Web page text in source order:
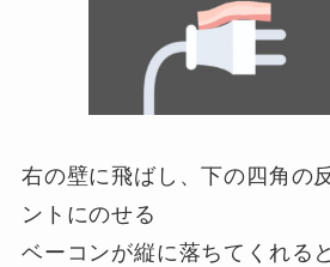
右の壁に飛ばし、下の四角の
ントにのせる
ベーコンが縦に落ちてくれる